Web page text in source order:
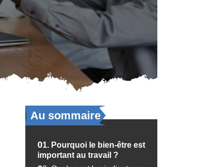
Au sommaire
01. Pourquoi le bien-être est
important au travail ?